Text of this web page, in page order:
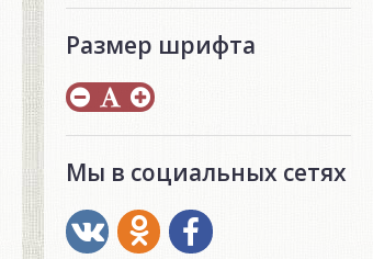
Размер шрифта
Мы в социальных сетях